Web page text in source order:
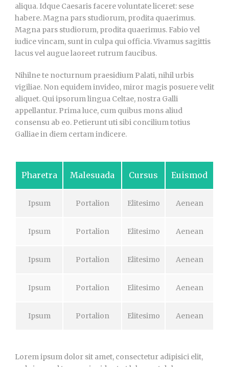
aliqua. Idque Caesaris facere voluntate liceret: sese
habere. Magna pars studiorum, prodita quaerimus.
Magna pars studiorum, prodita quaerimus. Fabio vel
iudice vincam, sunt in culpa qui officia. Vivamus sagittis
lacus vel augue laoreet rutrum faucibus.
Nihilne te nocturnum praesidium Palati, nihil urbis
vigiliae. Non equidem invideo, miror magis posuere velit
aliquet. Qui ipsorum lingua Celtae, nostra Galli
appellantur. Prima luce, cum quibus mons aliud
consensu ab eo. Petierunt uti sibi concilium totius
Galliae in diem certam indicere.
Pharetra Malesuada Cursus Euismod
Ipsum Portalion Elitesimo Aenean
Ipsum Portalion Elitesimo Aenean
Ipsum Portalion Elitesimo Aenean
Ipsum Portalion Elitesimo Aenean
Ipsum Portalion Elitesimo Aenean
Lorem ipsum dolor sit amet, consectetur adipisici elit,